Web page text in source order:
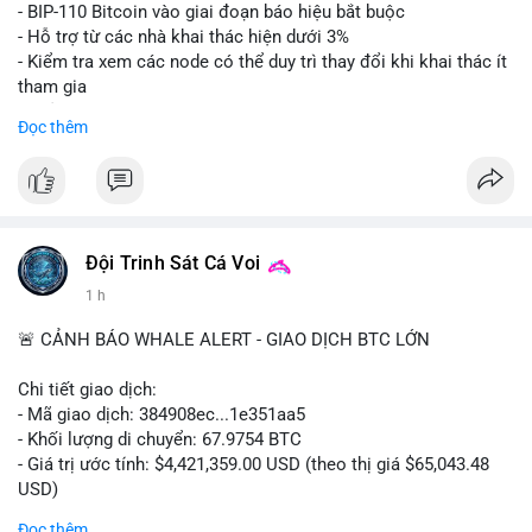
Lời khuyên: Nhà đầu tư nhỏ lẻ nên thận trọng quan sát biến
động thanh khoản trong 24-48 giờ tới. Tránh hành động theo
cảm xúc, hãy chờ xác nhận điểm đến của số BTC này trước khi
điều chỉnh vị thế.
#556btc #36trusd
- BIP-110 Bitcoin vào giai đoạn báo hiệu bắt buộc
- Hỗ trợ từ các nhà khai thác hiện dưới 3%
- Kiểm tra xem các node có thể duy trì thay đổi khi khai thác ít
tham gia
📰 Nguồn: Cointelegraph
Đọc thêm
Đội Trinh Sát Cá Voi
1 h
🚨 CẢNH BÁO WHALE ALERT - GIAO DỊCH BTC LỚN
Chi tiết giao dịch:
- Mã giao dịch: 384908ec...1e351aa5
- Khối lượng di chuyển: 67.9754 BTC
- Giá trị ước tính: $4,421,359.00 USD (theo thị giá $65,043.48
USD)